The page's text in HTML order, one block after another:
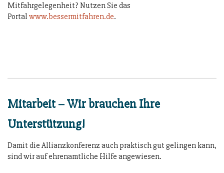
Mitfahrgelegenheit? Nutzen Sie das
Portal www.bessermitfahren.de.
Mitarbeit – Wir brauchen Ihre
Unterstützung!
Damit die Allianzkonferenz auch praktisch gut gelingen kann,
sind wir auf ehrenamtliche Hilfe angewiesen.